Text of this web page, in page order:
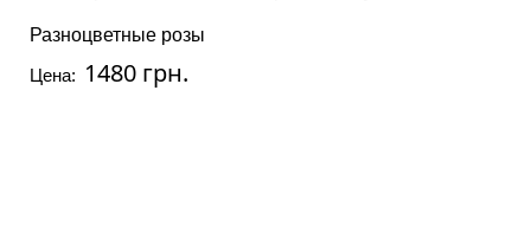
Разноцветные розы
Цена: 1480 грн.